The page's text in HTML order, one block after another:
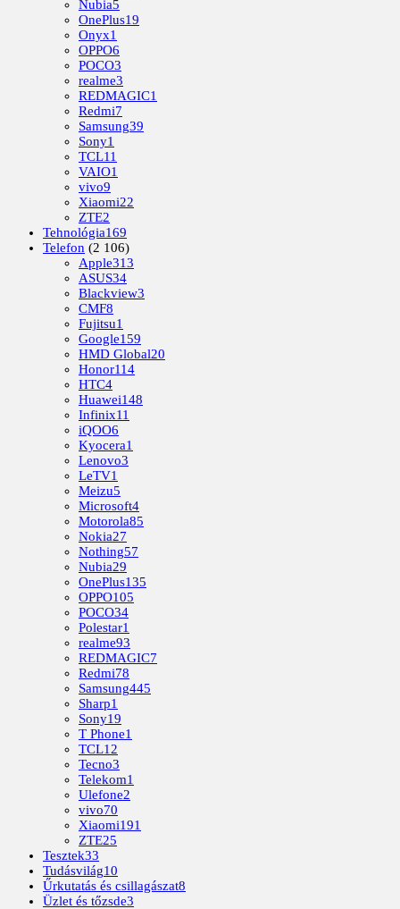
Nubia5
OnePlus19
Onyx1
OPPO6
POCO3
realme3
REDMAGIC1
Redmi7
Samsung39
Sony1
TCL11
VAIO1
vivo9
Xiaomi22
ZTE2
Tehnológia169
Telefon (2 106)
Apple313
ASUS34
Blackview3
CMF8
Fujitsu1
Google159
HMD Global20
Honor114
HTC4
Huawei148
Infinix11
iQOO6
Kyocera1
Lenovo3
LeTV1
Meizu5
Microsoft4
Motorola85
Nokia27
Nothing57
Nubia29
OnePlus135
OPPO105
POCO34
Polestar1
realme93
REDMAGIC7
Redmi78
Samsung445
Sharp1
Sony19
T Phone1
TCL12
Tecno3
Telekom1
Ulefone2
vivo70
Xiaomi191
ZTE25
Tesztek33
Tudásvilág10
Űrkutatás és csillagászat8
Üzlet és tőzsde3